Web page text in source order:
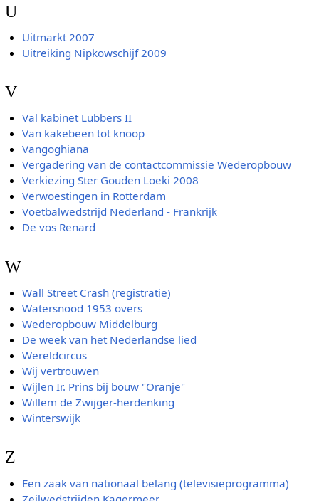
U
Uitmarkt 2007
Uitreiking Nipkowschijf 2009
V
Val kabinet Lubbers II
Van kakebeen tot knoop
Vangoghiana
Vergadering van de contactcommissie Wederopbouw
Verkiezing Ster Gouden Loeki 2008
Verwoestingen in Rotterdam
Voetbalwedstrijd Nederland - Frankrijk
De vos Renard
W
Wall Street Crash (registratie)
Watersnood 1953 overs
Wederopbouw Middelburg
De week van het Nederlandse lied
Wereldcircus
Wij vertrouwen
Wijlen Ir. Prins bij bouw "Oranje"
Willem de Zwijger-herdenking
Winterswijk
Z
Een zaak van nationaal belang (televisieprogramma)